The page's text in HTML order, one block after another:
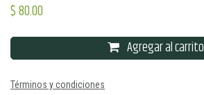
$80.00
Agregar al carrito
Términos y condiciones